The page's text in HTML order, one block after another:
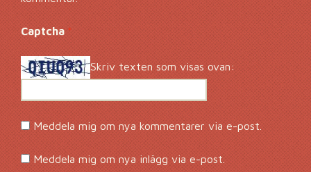
Captcha*
Skriv texten som visas ovan:
Meddela mig om nya kommentarer via e-post.
Meddela mig om nya inlägg via e-post.